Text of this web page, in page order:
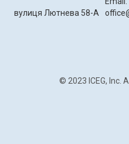
вулиця Лютнева 58-А
© 2023 ICEG, Inc.